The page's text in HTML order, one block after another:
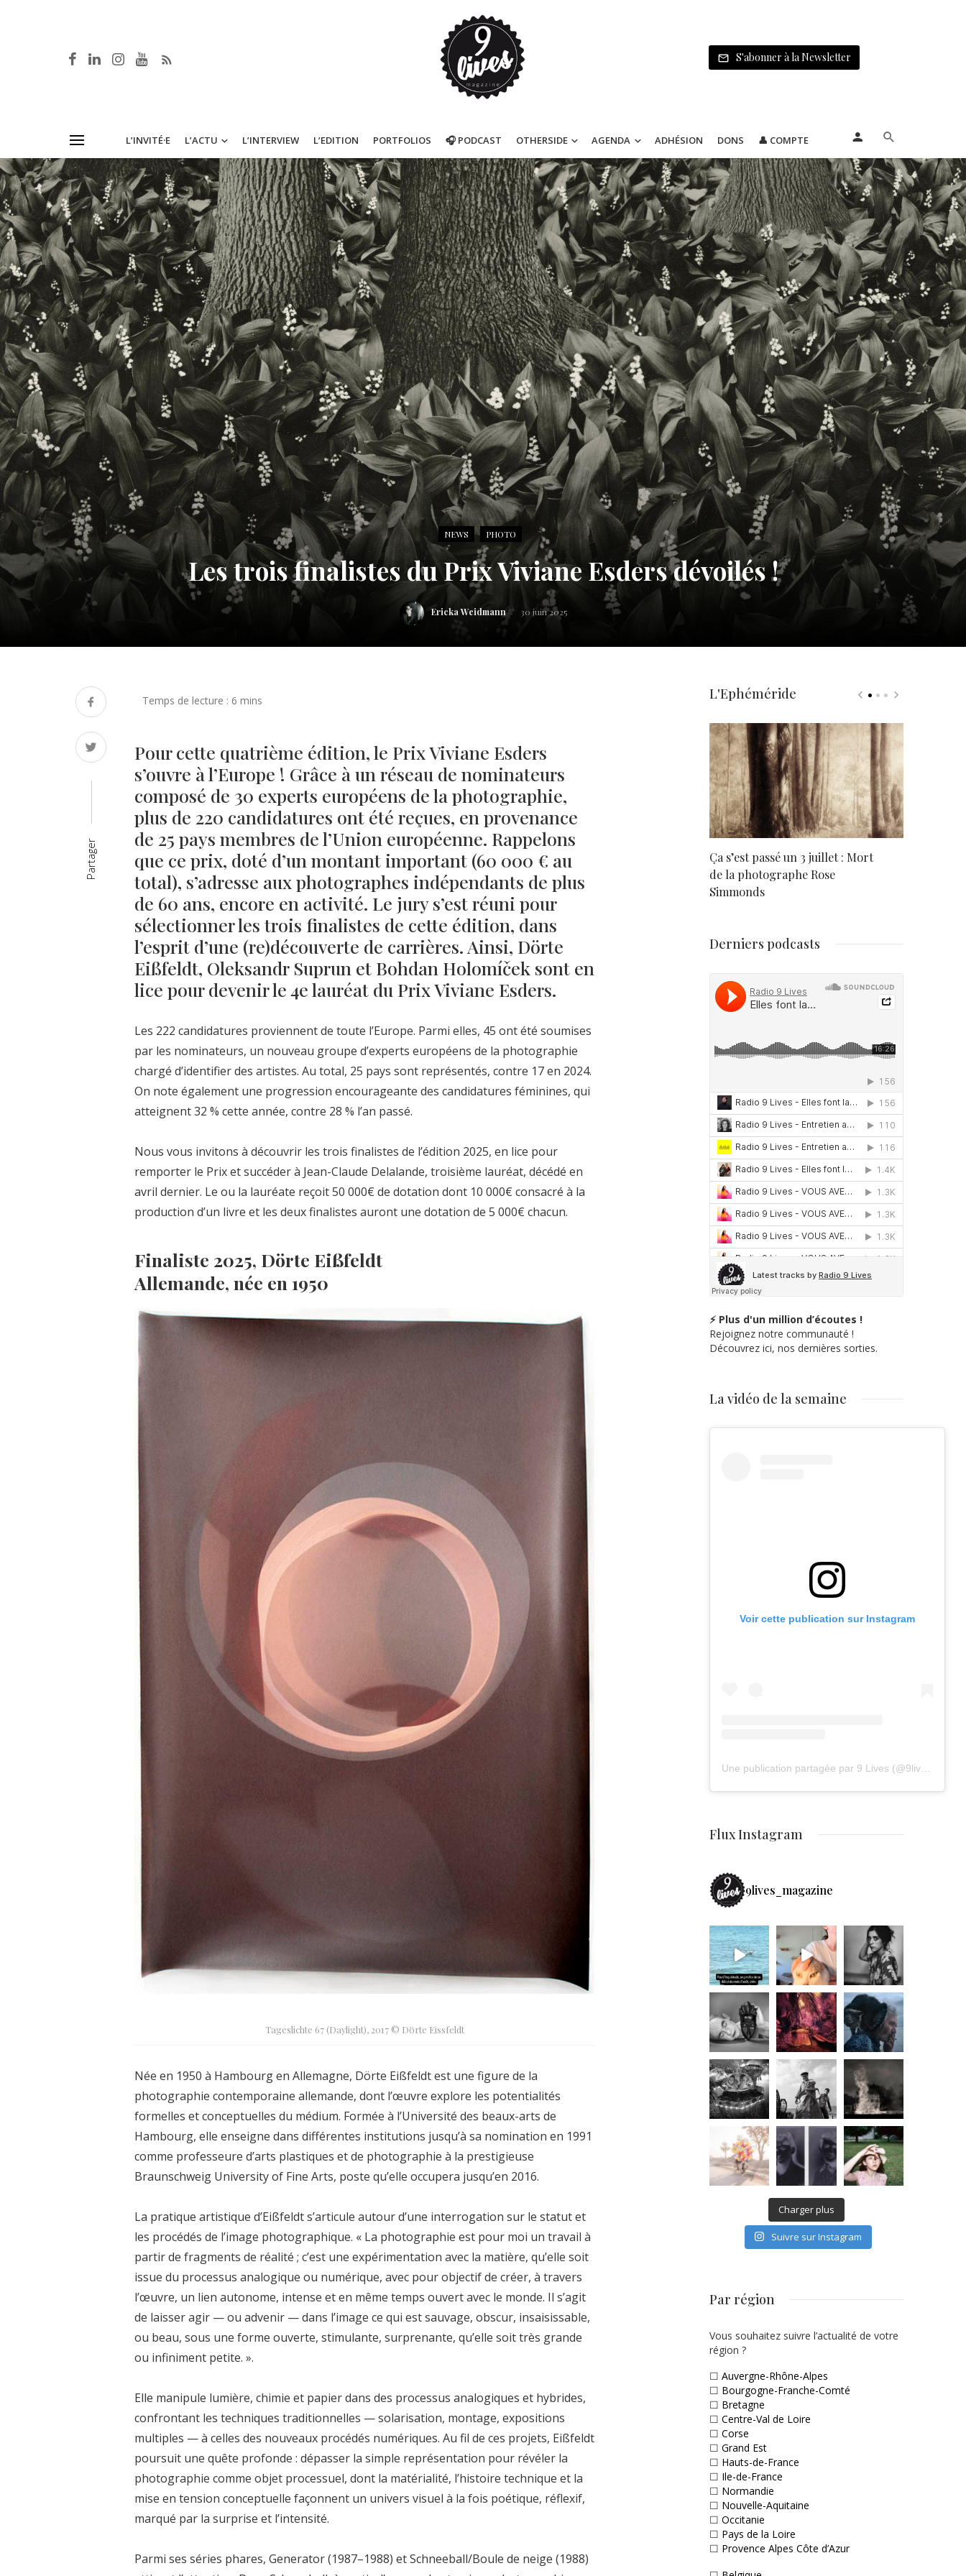
S'abonner à la Newsletter
L’INVITÉ·E L’ACTU L’INTERVIEW L’EDITION PORTFOLIOS 🎧 PODCAST OTHERSIDE AGENDA ADHÉSION DONS 👤 COMPTE
NEWS PHOTO
Les trois finalistes du Prix Viviane Esders dévoilés !
Ericka Weidmann 30 juin 2025
Partager
Pour cette quatrième édition, le Prix Viviane Esders
s’ouvre à l’Europe ! Grâce à un réseau de nominateurs
composé de 30 experts européens de la photographie,
plus de 220 candidatures ont été reçues, en provenance
de 25 pays membres de l’Union européenne. Rappelons
que ce prix, doté d’un montant important (60 000 € au
total), s’adresse aux photographes indépendants de plus
de 60 ans, encore en activité. Le jury s’est réuni pour
sélectionner les trois finalistes de cette édition, dans
l’esprit d’une (re)découverte de carrières. Ainsi, Dörte
Eißfeldt, Oleksandr Suprun et Bohdan Holomíček sont en
lice pour devenir le 4e lauréat du Prix Viviane Esders.
Les 222 candidatures proviennent de toute l’Europe. Parmi elles, 45 ont été soumises
par les nominateurs, un nouveau groupe d’experts européens de la photographie
chargé d’identifier des artistes. Au total, 25 pays sont représentés, contre 17 en 2024.
On note également une progression encourageante des candidatures féminines, qui
atteignent 32 % cette année, contre 28 % l’an passé.
Nous vous invitons à découvrir les trois finalistes de l’édition 2025, en lice pour
remporter le Prix et succéder à Jean-Claude Delalande, troisième lauréat, décédé en
avril dernier. Le ou la lauréate reçoit 50 000€ de dotation dont 10 000€ consacré à la
production d’un livre et les deux finalistes auront une dotation de 5 000€ chacun.
Finaliste 2025, Dörte Eißfeldt
Allemande, née en 1950
Tageslichte 67 (Daylight), 2017 © Dörte Eissfeldt
Née en 1950 à Hambourg en Allemagne, Dörte Eißfeldt est une figure de la
photographie contemporaine allemande, dont l’œuvre explore les potentialités
formelles et conceptuelles du médium. Formée à l’Université des beaux-arts de
Hambourg, elle enseigne dans différentes institutions jusqu’à sa nomination en 1991
comme professeure d’arts plastiques et de photographie à la prestigieuse
Braunschweig University of Fine Arts, poste qu’elle occupera jusqu’en 2016.
La pratique artistique d’Eißfeldt s’articule autour d’une interrogation sur le statut et
les procédés de l’image photographique. « La photographie est pour moi un travail à
partir de fragments de réalité ; c’est une expérimentation avec la matière, qu’elle soit
issue du processus analogique ou numérique, avec pour objectif de créer, à travers
l’œuvre, un lien autonome, intense et en même temps ouvert avec le monde. Il s’agit
de laisser agir — ou advenir — dans l’image ce qui est sauvage, obscur, insaisissable,
ou beau, sous une forme ouverte, stimulante, surprenante, qu’elle soit très grande
ou infiniment petite. ».
Elle manipule lumière, chimie et papier dans des processus analogiques et hybrides,
confrontant les techniques traditionnelles — solarisation, montage, expositions
multiples — à celles des nouveaux procédés numériques. Au fil de ces projets, Eißfeldt
poursuit une quête profonde : dépasser la simple représentation pour révéler la
photographie comme objet processuel, dont la matérialité, l’histoire technique et la
mise en tension conceptuelle façonnent un univers visuel à la fois poétique, réflexif,
marqué par la surprise et l’intensité.
Parmi ses séries phares, Generator (1987–1988) et Schneeball/Boule de neige (1988)
L'Ephéméride
Né un 2 juillet : André Kertész
Né un 1er juillet : Léonard
Misonne
Ça s’est passé un 3 juillet : Mort
de la photographe Rose
Simmonds
Derniers podcasts
⚡ Plus d'un million d’écoutes !
Rejoignez notre communauté !
Découvrez ici, nos dernières sorties.
La vidéo de la semaine
Voir cette publication sur Instagram
Flux Instagram
9lives_magazine
Charger plus
Suivre sur Instagram
Par région
Vous souhaitez suivre l’actualité de votre
région ?
☐ Auvergne-Rhône-Alpes
☐ Bourgogne-Franche-Comté
☐ Bretagne
☐ Centre-Val de Loire
☐ Corse
☐ Grand Est
☐ Hauts-de-France
☐ Ile-de-France
☐ Normandie
☐ Nouvelle-Aquitaine
☐ Occitanie
☐ Pays de la Loire
☐ Provence Alpes Côte d’Azur